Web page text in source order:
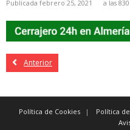
Publicada febrero 25, 2021 a las
Anterior
Política de Cookies Política